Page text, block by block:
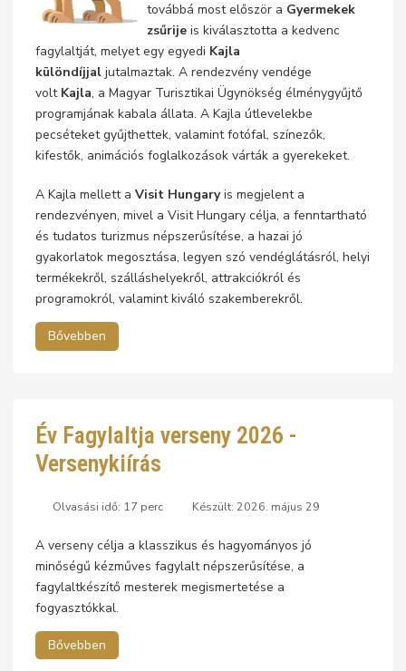
továbbá most először a Gyermekek
zsűrije is kiválasztotta a kedvenc
fagylaltját, melyet egy egyedi Kajla
különdíjjal jutalmaztak. A rendezvény vendége
volt Kajla, a Magyar Turisztikai Ügynökség élménygyűjtő
programjának kabala állata. A Kajla útlevelekbe
pecséteket gyűjthettek, valamint fotófal, színezők,
kifestők, animációs foglalkozások várták a gyerekeket.
A Kajla mellett aVisit Hungaryis megjelent a
rendezvényen, mivel a Visit Hungary célja, a fenntartható
és tudatos turizmus népszerűsítése, a hazai jó
gyakorlatok megosztása, legyen szó vendéglátásról, helyi
termékekről, szálláshelyekről, attrakciókról és
programokról, valamint kiváló szakemberekről.
Bővebben
Év Fagylaltja verseny 2026 -
Versenykiírás
Olvasási idő: 17 perc Készült: 2026. május 29
A verseny célja a klasszikus és hagyományos jó
minőségű kézműves fagylalt népszerűsítése, a
fagylaltkészítő mesterek megismertetése a
fogyasztókkal.
Bővebben